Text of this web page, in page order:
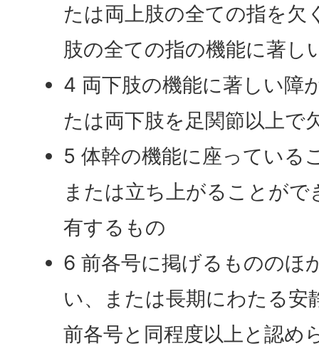
たは両上肢の全ての指を欠
肢の全ての指の機能に著し
4 両下肢の機能に著しい障
たは両下肢を足関節以上で
5 体幹の機能に座っている
または立ち上がることが
有するもの
6 前各号に掲げるもののほ
い、または長期にわたる安
前各号と同程度以上と認め